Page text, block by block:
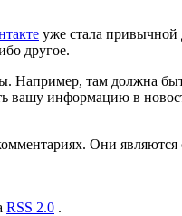
уже стала
другое.
Например, там должна
вашу информацию в
Они
RSS 2.0 .